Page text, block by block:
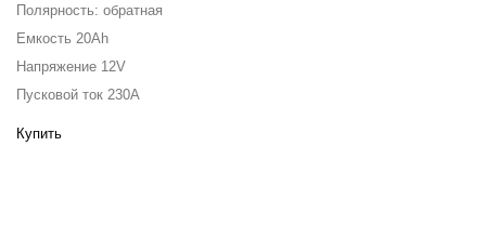
Полярность: обратная
Емкость 20Ah
Напряжение 12V
Пусковой ток 230A
Купить